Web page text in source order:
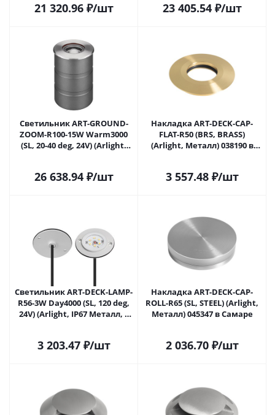
21 320.96₽/шт 23 405.54₽/шт
Светильник ART-GROUND-
ZOOM-R100-15W Warm3000
(SL, 20-40 deg, 24V) (Arlight,
26 638.94₽/шт
Накладка ART-DECK-CAP-
FLAT-R50 (BRS, BRASS)
(Arlight, Металл) 038190 в
3 557.48₽/шт
Светильник ART-DECK-LAMP-
R56-3W Day4000 (SL, 120 deg,
24V) (Arlight, IP67 Металл, 3
3 203.47₽/шт
Накладка ART-DECK-CAP-
ROLL-R65 (SL, STEEL) (Arlight,
Металл) 045347 в Самаре
2 036.70₽/шт